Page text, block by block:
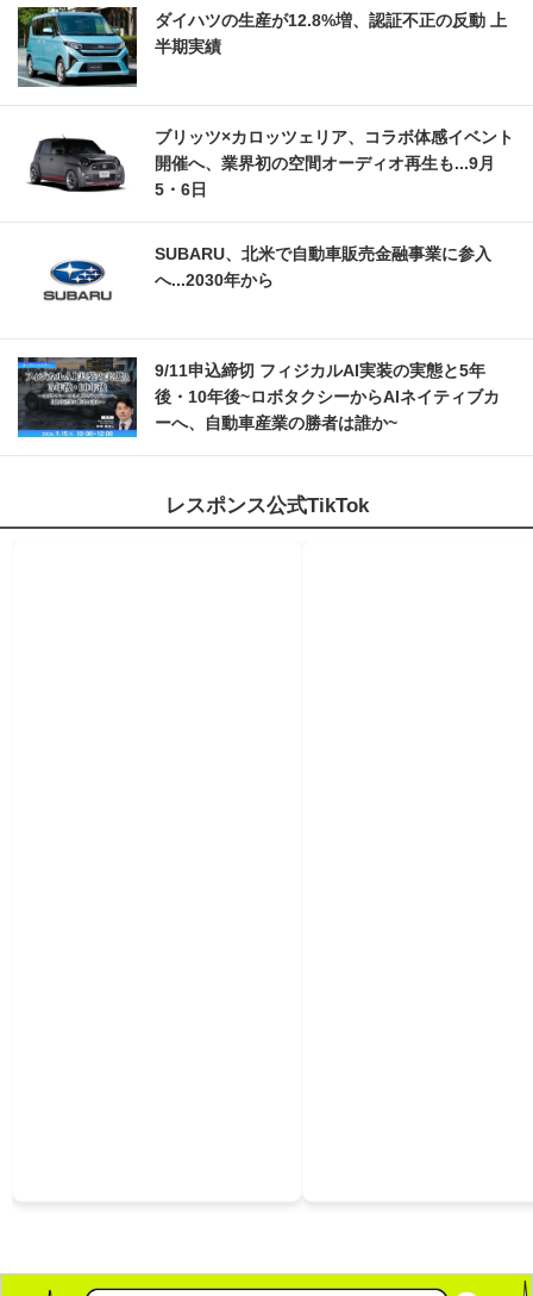
ダイハツの生産が12.8%増、認証不正の反動 上
半期実績
ブリッツ×カロッツェリア、コラボ体感イベント
開催へ、業界初の空間オーディオ再生も...9月
5・6日
SUBARU、北米で自動車販売金融事業に参入
へ...2030年から
9/11申込締切 フィジカルAI実装の実態と5年
後・10年後~ロボタクシーからAIネイティブカ
ーへ、自動車産業の勝者は誰か~
レスポンス公式TikTok